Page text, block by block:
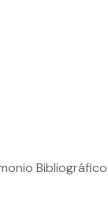
Bibliográfico